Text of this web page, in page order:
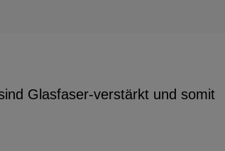
Glasfaser-verstärkt und somit